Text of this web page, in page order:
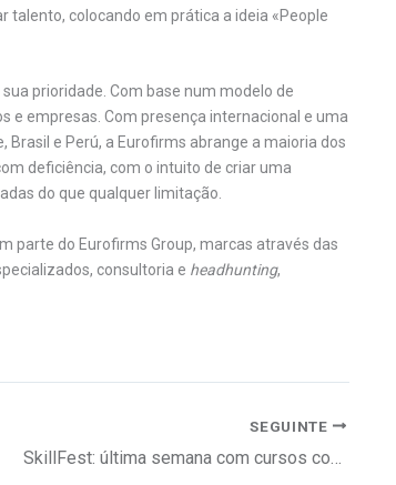
talento, colocando em prática a ideia «People
prioridade. Com base num modelo de
e empresas. Com presença internacional e uma
Brasil e Perú, a Eurofirms abrange a maioria dos
deficiência, com o intuito de criar uma
do que qualquer limitação.
parte do Eurofirms Group, marcas através das
consultoria e headhunting,
SEGUINTE